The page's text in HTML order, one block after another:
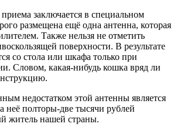
заключается в специальном
размещена ещё одна антенна, которая
Также нельзя не отметить
поверхности. В результате
со стола или шкафа только при
Словом, какая-нибудь кошка вряд ли
недостатком этой антенны является
неё полторы-две тысячи рублей
житель нашей страны.